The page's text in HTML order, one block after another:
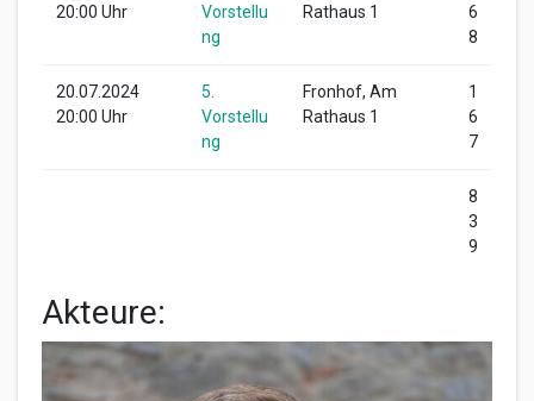
20:00 Uhr
Vorstellu
ng
Rathaus 1
6
8
20.07.2024
20:00 Uhr
5.
Vorstellu
ng
Fronhof, Am
Rathaus 1
1
6
7
8
3
9
Akteure: